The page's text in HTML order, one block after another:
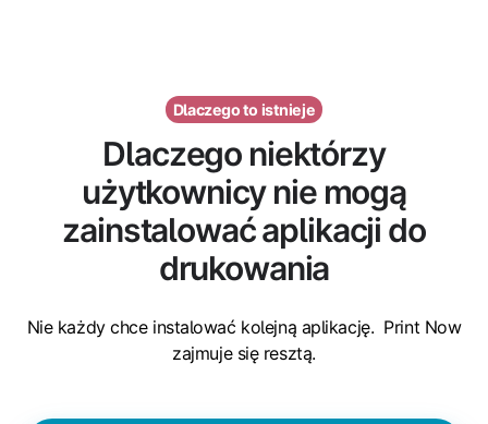
Dlaczego to istnieje
Dlaczego niektórzy
użytkownicy nie mogą
zainstalować aplikacji do
drukowania
Nie każdy chce instalować kolejną aplikację. Print Now
zajmuje się resztą.